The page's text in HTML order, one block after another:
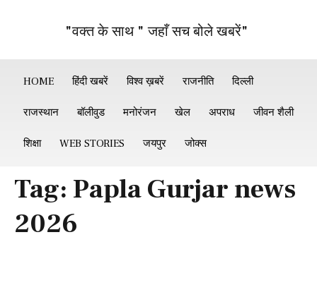
"वक्त के साथ " जहाँ सच बोले खबरें"
HOME हिंदी खबरें विश्व ख़बरें राजनीति दिल्ली
राजस्थान बॉलीवुड मनोरंजन खेल अपराध जीवन शैली
शिक्षा WEB STORIES जयपुर जोक्स
Tag: Papla Gurjar news
2026